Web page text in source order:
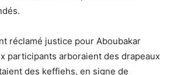
réclamé justice pour Aboubakar
participants arboraient des drapeaux
des keffiehs, en signe de